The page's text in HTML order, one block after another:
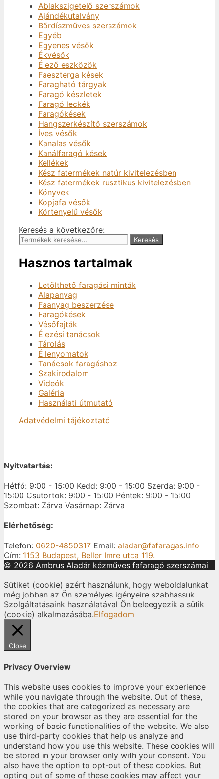
Ablakszigetelő szerszámok
Ajándékutalvány
Bőrdíszműves szerszámok
Egyéb
Egyenes vésők
Ékvésők
Élező eszközök
Faeszterga kések
Faragható tárgyak
Faragó készletek
Faragó leckék
Faragókések
Hangszerkészítő szerszámok
Íves vésők
Kanalas vésők
Kanálfaragó kések
Kellékek
Kész fatermékek natúr kivitelezésben
Kész fatermékek rusztikus kivitelezésben
Könyvek
Kopjafa vésők
Körtenyelű vésők
Keresés a következőre:
Keresés
Hasznos tartalmak
Letölthető faragási minták
Alapanyag
Faanyag beszerzése
Faragókések
Vésőfajták
Élezési tanácsok
Tárolás
Éllenyomatok
Tanácsok faragáshoz
Szakirodalom
Videók
Galéria
Használati útmutató
Adatvédelmi tájékoztató
Nyitvatartás:
Hétfő: 9:00 - 15:00 Kedd: 9:00 - 15:00 Szerda: 9:00 -
15:00 Csütörtök: 9:00 - 15:00 Péntek: 9:00 - 15:00
Szombat: Zárva Vasárnap: Zárva
Elérhetőség:
Telefon: 0620-4850317 Email: aladar@fafaragas.info
Cím: 1153 Budapest, Beller Imre utca 119.
© 2026 Ambrus Aladár kézműves fafaragó szerszámai
Sütiket (cookie) azért használunk, hogy weboldalunkat
még jobban az Ön személyes igényeire szabhassuk.
Szolgáltatásaink használatával Ön beleegyezik a sütik
(cookie) alkalmazásába.Elfogadom
Close
Privacy Overview
This website uses cookies to improve your experience
while you navigate through the website. Out of these,
the cookies that are categorized as necessary are
stored on your browser as they are essential for the
working of basic functionalities of the website. We also
use third-party cookies that help us analyze and
understand how you use this website. These cookies will
be stored in your browser only with your consent. You
also have the option to opt-out of these cookies. But
opting out of some of these cookies may affect your